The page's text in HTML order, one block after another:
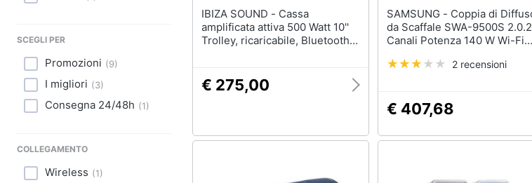
Festività e ricorrenze
Promozioni
SCEGLI PER
Promozioni (9)
I migliori (3)
Consegna 24/48h (1)
COLLEGAMENTO
Wireless (1)
IBIZA SOUND - Cassa
amplificata attiva 500 Watt 10''
Trolley, ricaricabile, Bluetooth,
€ 275,00
SAMSUNG - Coppia di Diffusori
da Scaffale SWA-9500S 2.0.2
Canali Potenza 140 W Wi-Fi
2 recensioni
€ 407,68